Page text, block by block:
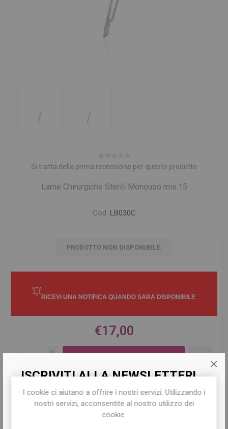
ISCRIVITI ALLA NEWSLETTER!
Iscriviti per conoscere le nostre ultime
offerte e ricevere il10% di sconto
×
Si tratta della prima recensione per questo prodotto
Lame Chirurgiche Sterili Monouso mis.15
Cod: LB030C
PRODOTTO NON DISPONIBILE.
€17,00
i
Seleziona l'indirizzo a cui vuoi spedire
I cookie ci aiutano a offrire i nostri servizi. Utilizzando i
nostri servizi, acconsentite al nostro utilizzo dei
cookie.